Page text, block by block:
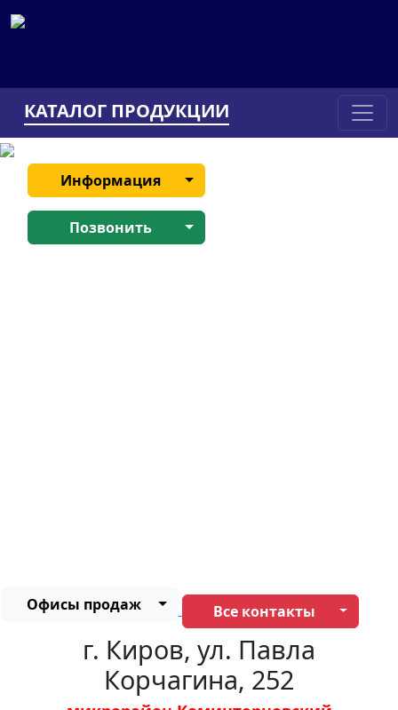
КАТАЛОГ ПРОДУКЦИИ
Информация
Позвонить
Офисы продаж Все контакты
г. Киров, ул. Павла
Корчагина, 252